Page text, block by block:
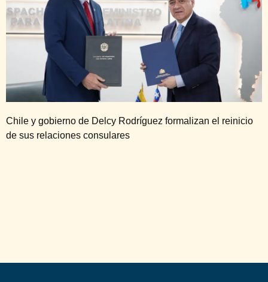
Chile y gobierno de Delcy Rodríguez formalizan el reinicio
de sus relaciones consulares